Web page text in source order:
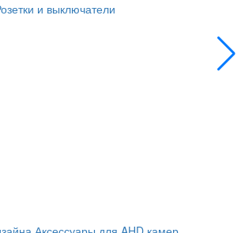
и выключатели